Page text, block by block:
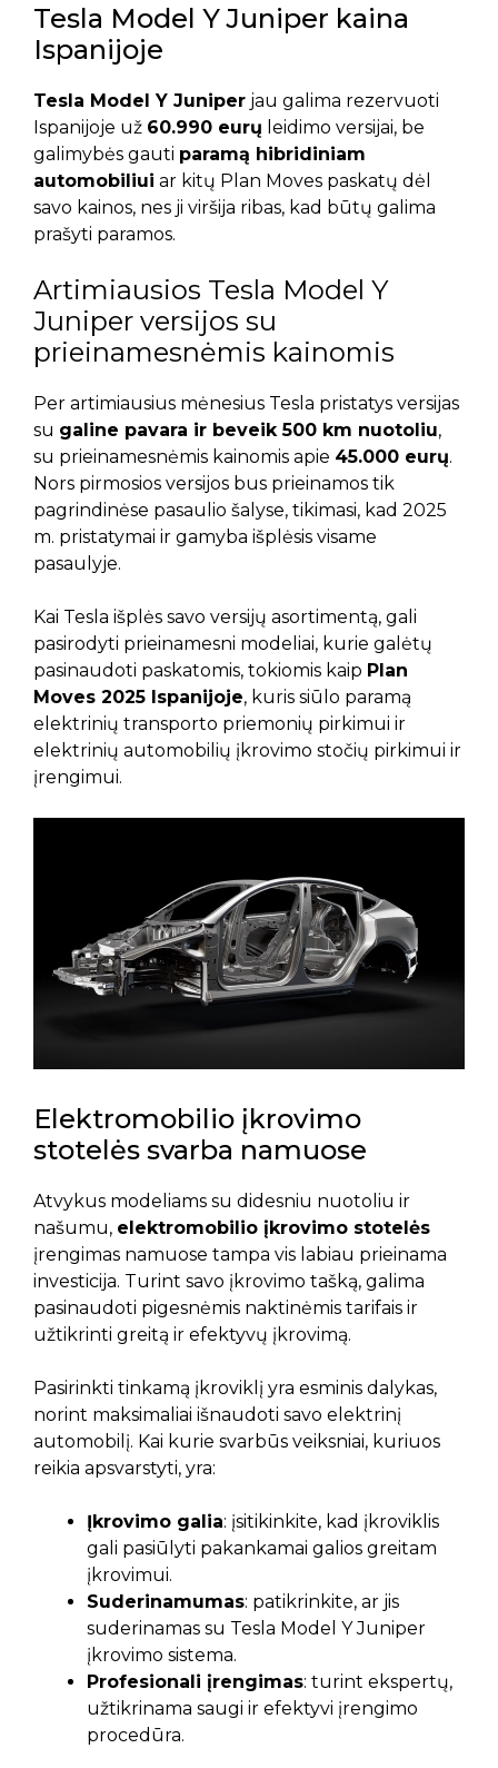
Tesla Model Y Juniper kaina
Ispanijoje
Tesla Model Y Juniper jau galima rezervuoti
Ispanijoje už 60.990 eurų leidimo versijai, be
galimybės gauti paramą hibridiniam
automobiliui ar kitų Plan Moves paskatų dėl
savo kainos, nes ji viršija ribas, kad būtų galima
prašyti paramos.
Artimiausios Tesla Model Y
Juniper versijos su
prieinamesnėmis kainomis
Per artimiausius mėnesius Tesla pristatys versijas
su galine pavara ir beveik 500 km nuotoliu,
su prieinamesnėmis kainomis apie 45.000 eurų.
Nors pirmosios versijos bus prieinamos tik
pagrindinėse pasaulio šalyse, tikimasi, kad 2025
m. pristatymai ir gamyba išplėsis visame
pasaulyje.
Kai Tesla išplės savo versijų asortimentą, gali
pasirodyti prieinamesni modeliai, kurie galėtų
pasinaudoti paskatomis, tokiomis kaip Plan
Moves 2025 Ispanijoje, kuris siūlo paramą
elektrinių transporto priemonių pirkimui ir
elektrinių automobilių įkrovimo stočių pirkimui ir
įrengimui.
Elektromobilio įkrovimo
stotelės svarba namuose
Atvykus modeliams su didesniu nuotoliu ir
našumu, elektromobilio įkrovimo stotelės
įrengimas namuose tampa vis labiau prieinama
investicija. Turint savo įkrovimo tašką, galima
pasinaudoti pigesnėmis naktinėmis tarifais ir
užtikrinti greitą ir efektyvų įkrovimą.
Pasirinkti tinkamą įkroviklį yra esminis dalykas,
norint maksimaliai išnaudoti savo elektrinį
automobilį. Kai kurie svarbūs veiksniai, kuriuos
reikia apsvarstyti, yra:
Įkrovimo galia: įsitikinkite, kad įkroviklis
gali pasiūlyti pakankamai galios greitam
įkrovimui.
Suderinamumas: patikrinkite, ar jis
suderinamas su Tesla Model Y Juniper
įkrovimo sistema.
Profesionali įrengimas: turint ekspertų,
užtikrinama saugi ir efektyvi įrengimo
procedūra.